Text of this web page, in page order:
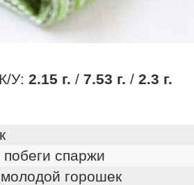
У: 2.15 г. / 7.53 г. / 2.3 г.
спаржи
горошек